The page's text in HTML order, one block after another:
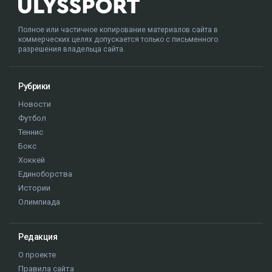
Полное или частичное копирование материалов сайта в
коммерческих целях допускается только с письменного
разрешения владельца сайта.
Рубрики
Новости
Футбол
Теннис
Бокс
Хоккей
Единоборства
Истории
Олимпиада
Редакция
О проекте
Правила сайта